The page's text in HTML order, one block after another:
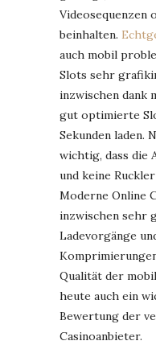
Videosequenzen
beinhalten.
auch mobil
Slots sehr
inzwischen dank
gut optimierte
Sekunden laden.
wichtig, dass die
und keine
Moderne Online
inzwischen sehr
Ladevorgänge
Qualität der
heute auch ein
Bewertung der
Casinoanbieter.